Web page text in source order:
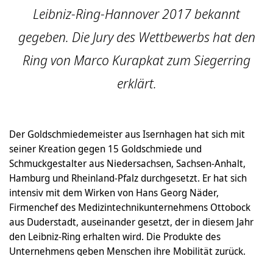
Leibniz-Ring-Hannover 2017 bekannt
gegeben. Die Jury des Wettbewerbs hat den
Ring von Marco Kurapkat zum Siegerring
erklärt.
Der Goldschmiedemeister aus Isernhagen hat sich mit
seiner Kreation gegen 15 Goldschmiede und
Schmuckgestalter aus Niedersachsen, Sachsen-Anhalt,
Hamburg und Rheinland-Pfalz durchgesetzt. Er hat sich
intensiv mit dem Wirken von Hans Georg Näder,
Firmenchef des Medizintechnikunternehmens Ottobock
aus Duderstadt, auseinander gesetzt, der in diesem Jahr
den Leibniz-Ring erhalten wird. Die Produkte des
Unternehmens geben Menschen ihre Mobilität zurück.